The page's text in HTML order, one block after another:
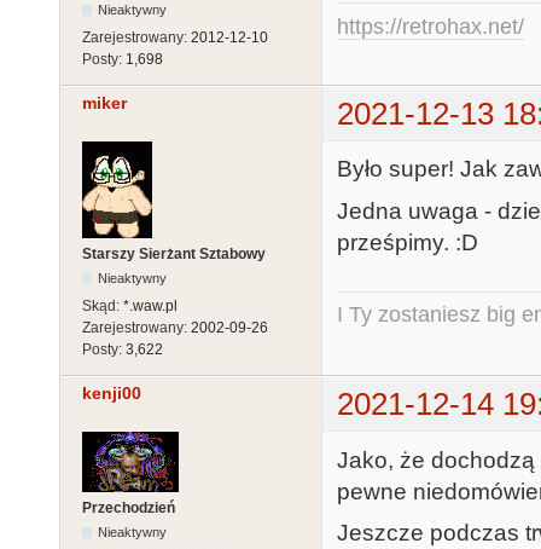
Nieaktywny
Zarejestrowany: 2012-12-10
Posty: 1,698
https://retrohax.net/
miker 2021-12-13
Starszy Sierżant Sztabowy
Nieaktywny
Skąd: *.waw.pl
Zarejestrowany: 2002-09-26
Posty: 3,622
Było super! Jak
Jedna uwaga -
prześpimy. :D
I Ty zostaniesz big
kenji00 2021-12-14
Przechodzień
Nieaktywny
Jako, że dochodzą
pewne
Jeszcze podczas